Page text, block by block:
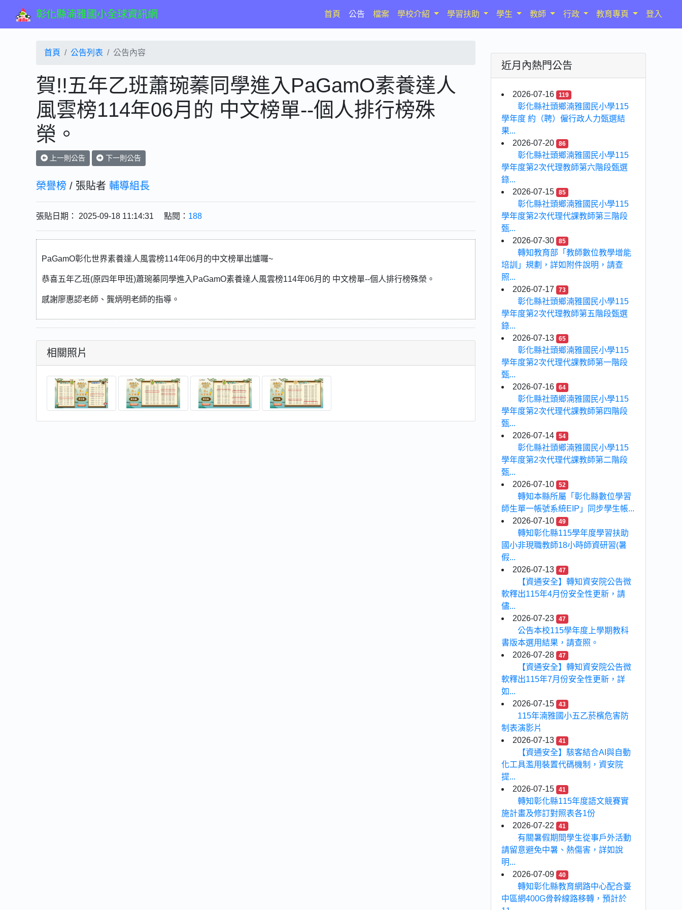
彰化縣湳雅國小全球資訊網 首頁(current)
公告 檔案 學校介紹 學習扶助 學生 教師 行政 教育專頁 登入
首頁 公告列表 公告內容
賀!!五年乙班蕭琬蓁同學進入PaGamO素養達人
風雲榜114年06月的 中文榜單--個人排行榜殊
榮。
上一則公告 下一則公告
榮譽榜 / 張貼者 輔導組長
張貼日期： 2025-09-18 11:14:31 點閱： 188
PaGamO彰化世界素養達人風雲榜114年06月的中文榜單出爐囉~
恭喜五年乙班(原四年甲班)蕭琬蓁同學進入PaGamO素養達人風雲榜114年06月的 中文榜單--個人排行榜殊榮。
感謝廖惠認老師、龔炳明老師的指導。
相關照片
近月內熱門公告
2026-07-16 119
彰化縣社頭鄉湳雅國民小學115
學年度 約（聘）僱行政人力甄選結
果...
2026-07-20
86
彰化縣社頭鄉湳雅國民小學115
學年度第2次代理教師第六階段甄選
錄...
2026-07-15
85
彰化縣社頭鄉湳雅國民小學115
學年度第2次代理代課教師第三階段
甄...
2026-07-30
85
轉知教育部「教師數位教學增能
培訓」規劃，詳如附件說明，請查
照...
2026-07-17
73
彰化縣社頭鄉湳雅國民小學115
學年度第2次代理教師第五階段甄選
錄...
2026-07-13
65
彰化縣社頭鄉湳雅國民小學115
學年度第2次代理代課教師第一階段
甄...
2026-07-16
64
彰化縣社頭鄉湳雅國民小學115
學年度第2次代理代課教師第四階段
甄...
2026-07-14
54
彰化縣社頭鄉湳雅國民小學115
學年度第2次代理代課教師第二階段
甄...
2026-07-10
52
轉知本縣所屬「彰化縣數位學習
師生單一帳號系統EIP」同步學生帳...
2026-07-10
49
轉知彰化縣115學年度學習扶助
國小非現職教師18小時師資研習(暑
假...
2026-07-13
47
【資通安全】轉知資安院公告微
軟釋出115年4月份安全性更新，請
儘...
2026-07-23
47
公告本校115學年度上學期教科
書版本選用結果，請查照。
2026-07-28
47
【資通安全】轉知資安院公告微
軟釋出115年7月份安全性更新，詳
如...
2026-07-15
43
115年湳雅國小五乙菸檳危害防
制表演影片
2026-07-13
41
【資通安全】駭客結合AI與自動
化工具濫用裝置代碼機制，資安院
提...
2026-07-15
41
轉知彰化縣115年度語文競賽實
施計畫及修訂對照表各1份
2026-07-22
41
有關暑假期間學生從事戶外活動
請留意避免中暑、熱傷害，詳如說
明...
2026-07-09
40
轉知彰化縣教育網路中心配合臺
中區網400G骨幹線路移轉，預計於